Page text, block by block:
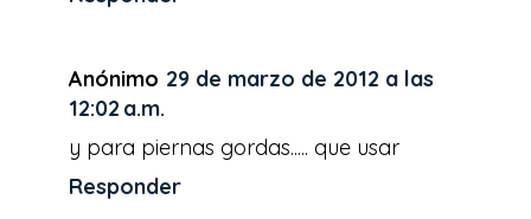
Anónimo 29 de marzo de 2012 a las
12:02 a.m.
y para piernas gordas..... que usar
Responder